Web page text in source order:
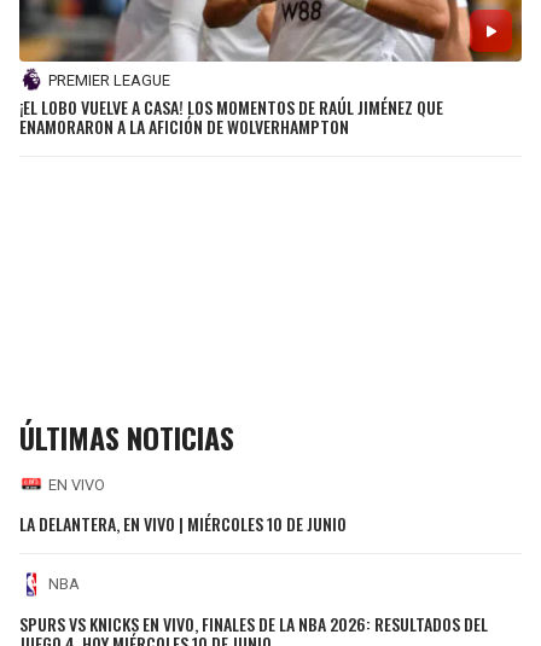
PREMIER LEAGUE
¡EL LOBO VUELVE A CASA! LOS MOMENTOS DE RAÚL JIMÉNEZ QUE
ENAMORARON A LA AFICIÓN DE WOLVERHAMPTON
ÚLTIMAS NOTICIAS
EN VIVO
LA DELANTERA, EN VIVO | MIÉRCOLES 10 DE JUNIO
NBA
SPURS VS KNICKS EN VIVO, FINALES DE LA NBA 2026: RESULTADOS DEL